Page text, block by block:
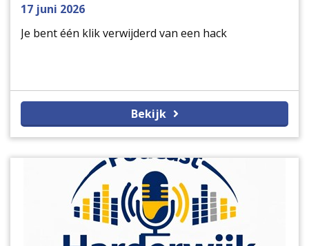
17 juni 2026
Je bent één klik verwijderd van een hack
Bekijk